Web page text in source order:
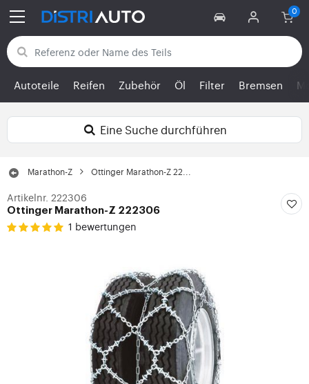
Zurück zu den Kategorien
Autoteile Reifen Zubehör Öl Filter Bremsen
Eine Suche durchführen
Marathon-Z Ottinger Marathon-Z 22...
Artikelnr. 222306
Ottinger Marathon-Z 222306
1 bewertungen